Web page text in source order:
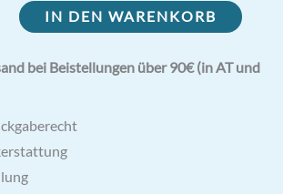
IN DEN WARENKORB
bei Beistellungen über 90€ (in AT und